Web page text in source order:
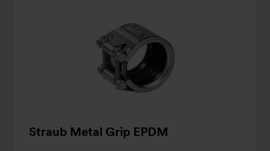
Straub Metal Grip EPDM